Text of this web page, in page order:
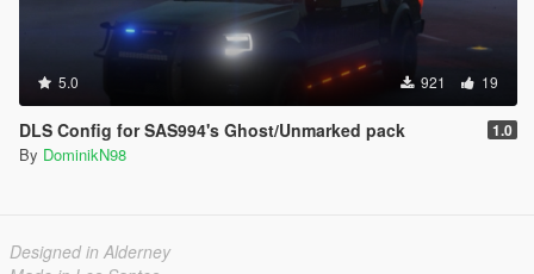
5.0 921 19
DLS Config for SAS994's Ghost/Unmarked pack 1.0
By DominikN98
Designed in Alderney